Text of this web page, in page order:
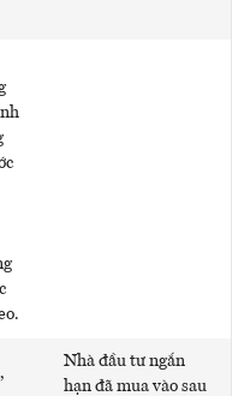
Nhà đầu tư ngắn
hạn đã mua vào sau